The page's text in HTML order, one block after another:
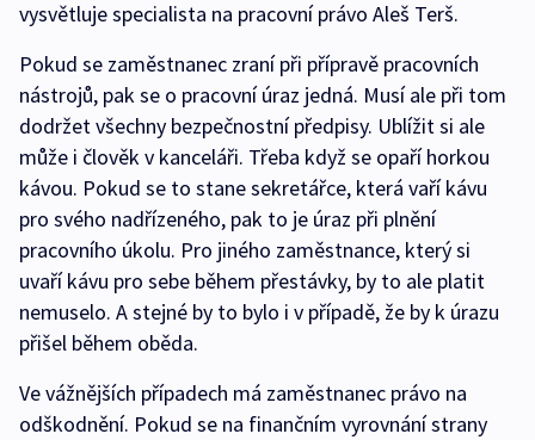
vysvětluje specialista na pracovní právo Aleš Terš.
Pokud se zaměstnanec zraní při přípravě pracovních
nástrojů, pak se o pracovní úraz jedná. Musí ale při tom
dodržet všechny bezpečnostní předpisy. Ublížit si ale
může i člověk v kanceláři. Třeba když se opaří horkou
kávou. Pokud se to stane sekretářce, která vaří kávu
pro svého nadřízeného, pak to je úraz při plnění
pracovního úkolu. Pro jiného zaměstnance, který si
uvaří kávu pro sebe během přestávky, by to ale platit
nemuselo. A stejné by to bylo i v případě, že by k úrazu
přišel během oběda.
Ve vážnějších případech má zaměstnanec právo na
odškodnění. Pokud se na finančním vyrovnání strany